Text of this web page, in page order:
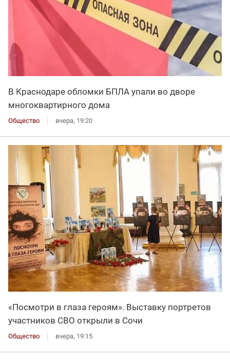
В Краснодаре обломки БПЛА упали во дворе
многоквартирного дома
Общество вчера, 19:20
«Посмотри в глаза героям». Выставку портретов
участников СВО открыли в Сочи
Общество вчера, 19:15